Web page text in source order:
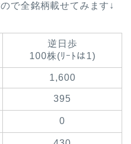
で全銘柄載せてみます↓
逆日歩
100株(ﾘｰﾄは1)
1,600
395
0